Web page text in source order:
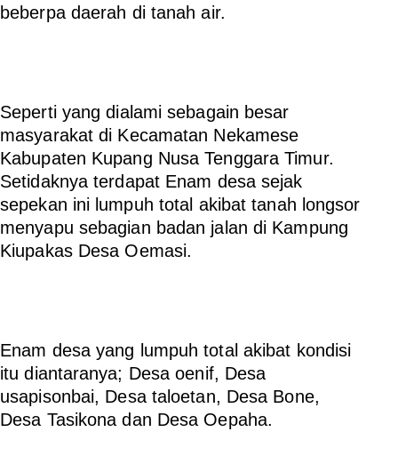
beberpa daerah di tanah air.
Seperti yang dialami sebagain besar
masyarakat di Kecamatan Nekamese
Kabupaten Kupang Nusa Tenggara Timur.
Setidaknya terdapat Enam desa sejak
sepekan ini lumpuh total akibat tanah longsor
menyapu sebagian badan jalan di Kampung
Kiupakas Desa Oemasi.
Enam desa yang lumpuh total akibat kondisi
itu diantaranya; Desa oenif, Desa
usapisonbai, Desa taloetan, Desa Bone,
Desa Tasikona dan Desa Oepaha.